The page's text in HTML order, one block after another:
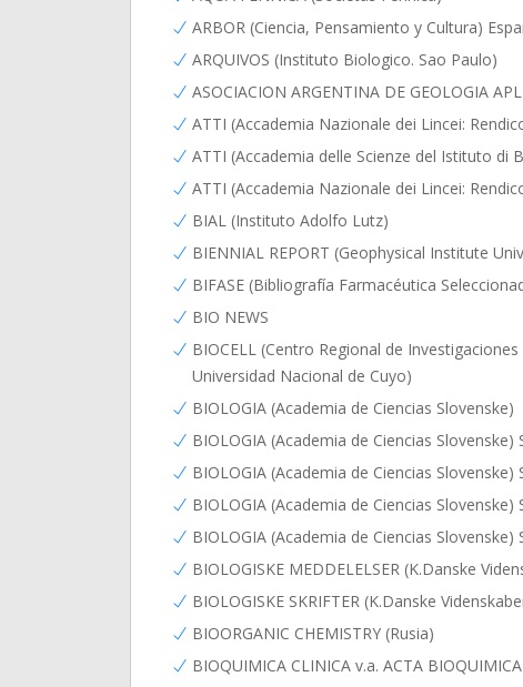
ARBOR (Ciencia, Pensamiento y Cultura)
ARQUIVOS (Instituto Biologico. Sao Paulo)
ASOCIACION ARGENTINA DE GEOLOGIA
ATTI (Accademia Nazionale dei Lincei:
ATTI (Accademia delle Scienze del Istituto di
ATTI (Accademia Nazionale dei Lincei:
BIAL (Instituto Adolfo Lutz)
BIENNIAL REPORT (Geophysical Institute
BIFASE (Bibliografía Farmacéutica
BIO NEWS
BIOCELL (Centro Regional de
Universidad Nacional de Cuyo)
BIOLOGIA (Academia de Ciencias Slovenske)
BIOLOGIA (Academia de Ciencias Slovenske)
BIOLOGIA (Academia de Ciencias Slovenske)
BIOLOGIA (Academia de Ciencias Slovenske)
BIOLOGIA (Academia de Ciencias Slovenske)
BIOLOGISKE MEDDELELSER (K.Danske
BIOLOGISKE SKRIFTER (K.Danske
BIOORGANIC CHEMISTRY (Rusia)
BIOQUIMICA CLINICA v.a. ACTA